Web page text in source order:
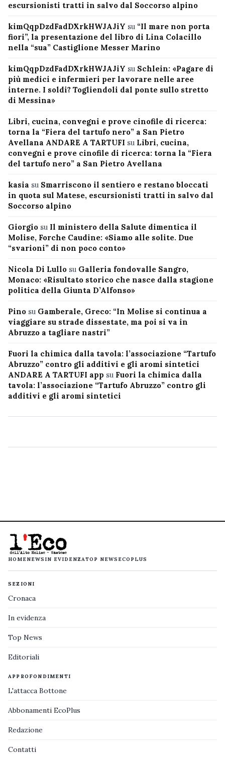
escursionisti tratti in salvo dal Soccorso alpino
kimQqpDzdFadDXrkHWJAJiY su “Il mare non porta
fiori”, la presentazione del libro di Lina Colacillo
nella “sua” Castiglione Messer Marino
kimQqpDzdFadDXrkHWJAJiY su Schlein: «Pagare di
più medici e infermieri per lavorare nelle aree
interne. I soldi? Togliendoli dal ponte sullo stretto
di Messina»
Libri, cucina, convegni e prove cinofile di ricerca:
torna la “Fiera del tartufo nero” a San Pietro
Avellana ANDARE A TARTUFI su Libri, cucina,
convegni e prove cinofile di ricerca: torna la “Fiera
del tartufo nero” a San Pietro Avellana
kasia su Smarriscono il sentiero e restano bloccati
in quota sul Matese, escursionisti tratti in salvo dal
Soccorso alpino
Giorgio su Il ministero della Salute dimentica il
Molise, Forche Caudine: «Siamo alle solite. Due
“svarioni” di non poco conto»
Nicola Di Lullo su Galleria fondovalle Sangro,
Monaco: «Risultato storico che nasce dalla stagione
politica della Giunta D’Alfonso»
Pino su Gamberale, Greco: “In Molise si continua a
viaggiare su strade dissestate, ma poi si va in
Abruzzo a tagliare nastri”
Fuori la chimica dalla tavola: l’associazione “Tartufo
Abruzzo” contro gli additivi e gli aromi sintetici
ANDARE A TARTUFI app su Fuori la chimica dalla
tavola: l’associazione “Tartufo Abruzzo” contro gli
additivi e gli aromi sintetici
HOMENEWS IN EVIDENZATOP NEWS ECOPLUS
SEZIONI
Cronaca
In evidenza
Top News
Editoriali
APPROFONDIMENTI
L'attacca Bottone
Abbonamenti EcoPlus
Redazione
Contatti